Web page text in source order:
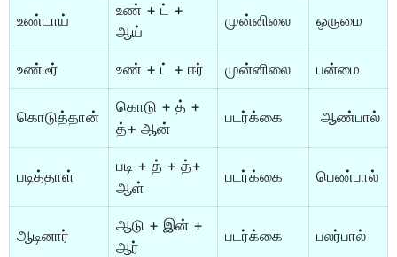
உண்டாய்
உண் + ட் +
ஆய்
முன்னிலை ஒருமை
உண்டீர் உண் + ட் + ஈர் முன்னிலை பன்மை
கொடுத்தான்
கொடு + த் +
த்+ ஆன்
படர்க்கை ஆண்பால்
படித்தாள்
படி + த் + த்+
ஆள்
படர்க்கை பெண்பால்
ஆடினார்
ஆடு + இன் +
ஆர்
படர்க்கை பலர்பால்